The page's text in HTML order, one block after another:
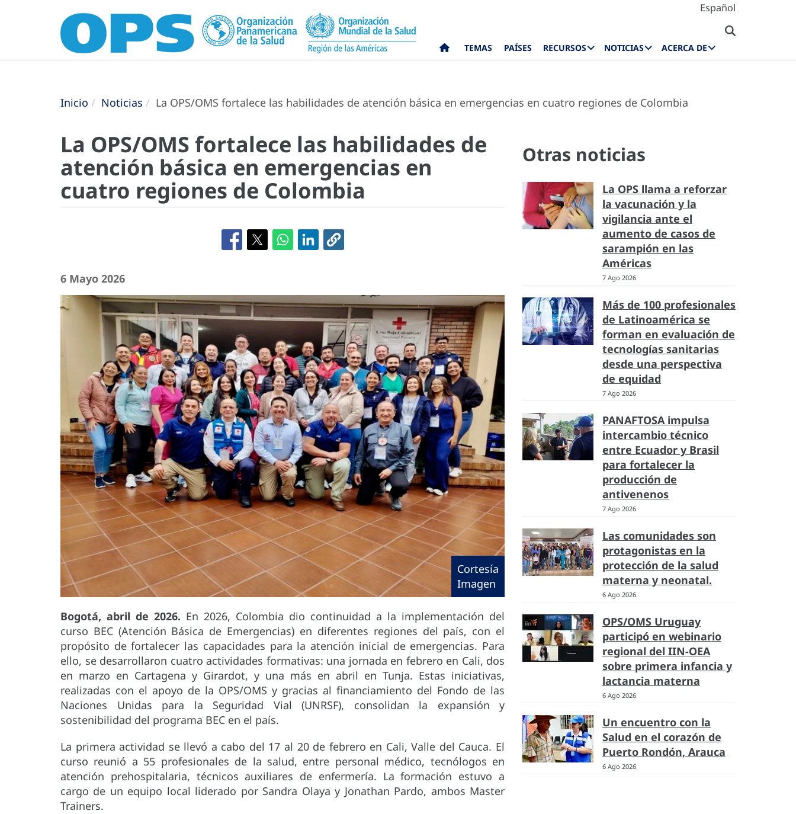
Español
TEMAS PAÍSES RECURSOS NOTICIAS ACERCA DE
Inicio Noticias La OPS/OMS fortalece las habilidades de atención básica en emergencias en cuatro regiones de Colombia
La OPS/OMS fortalece las habilidades de
atención básica en emergencias en
cuatro regiones de Colombia
6 Mayo 2026
Cortesía
Imagen
Bogotá, abril de 2026. En 2026, Colombia dio continuidad a la implementación del
curso BEC (Atención Básica de Emergencias) en diferentes regiones del país, con el
propósito de fortalecer las capacidades para la atención inicial de emergencias. Para
ello, se desarrollaron cuatro actividades formativas: una jornada en febrero en Cali, dos
en marzo en Cartagena y Girardot, y una más en abril en Tunja. Estas iniciativas,
realizadas con el apoyo de la OPS/OMS y gracias al financiamiento del Fondo de las
Naciones Unidas para la Seguridad Vial (UNRSF), consolidan la expansión y
sostenibilidad del programa BEC en el país.
La primera actividad se llevó a cabo del 17 al 20 de febrero en Cali, Valle del Cauca. El
curso reunió a 55 profesionales de la salud, entre personal médico, tecnólogos en
atención prehospitalaria, técnicos auxiliares de enfermería. La formación estuvo a
cargo de un equipo local liderado por Sandra Olaya y Jonathan Pardo, ambos Master
Trainers.
Otras noticias
La OPS llama a reforzar
la vacunación y la
vigilancia ante el
aumento de casos de
sarampión en las
Américas
7 Ago 2026
Más de 100 profesionales
de Latinoamérica se
forman en evaluación de
tecnologías sanitarias
desde una perspectiva
de equidad
7 Ago 2026
PANAFTOSA impulsa
intercambio técnico
entre Ecuador y Brasil
para fortalecer la
producción de
antivenenos
7 Ago 2026
Las comunidades son
protagonistas en la
protección de la salud
materna y neonatal.
6 Ago 2026
OPS/OMS Uruguay
participó en webinario
regional del IIN-OEA
sobre primera infancia y
lactancia materna
6 Ago 2026
Un encuentro con la
Salud en el corazón de
Puerto Rondón, Arauca
6 Ago 2026